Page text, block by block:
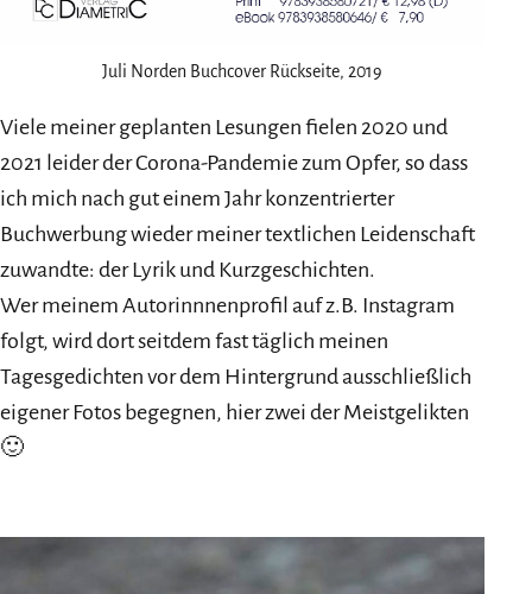
Juli Norden Buchcover Rückseite, 2019
Viele meiner geplanten Lesungen fielen 2020 und
2021 leider der Corona-Pandemie zum Opfer, so dass
ich mich nach gut einem Jahr konzentrierter
Buchwerbung wieder meiner textlichen Leidenschaft
zuwandte: der Lyrik und Kurzgeschichten.
Wer meinem Autorinnnenprofil auf z.B. Instagram
folgt, wird dort seitdem fast täglich meinen
Tagesgedichten vor dem Hintergrund ausschließlich
eigener Fotos begegnen, hier zwei der Meistgelikten
🙂